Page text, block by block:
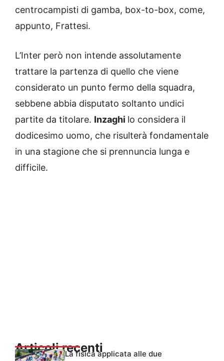
centrocampisti di gamba, box-to-box, come,
appunto, Frattesi.
L’Inter però non intende assolutamente
trattare la partenza di quello che viene
considerato un punto fermo della squadra,
sebbene abbia disputato soltanto undici
partite da titolare. Inzaghi lo considera il
dodicesimo uomo, che risulterà fondamentale
in una stagione che si prennuncia lunga e
difficile.
Articoli recentiLa fisica applicata alle due